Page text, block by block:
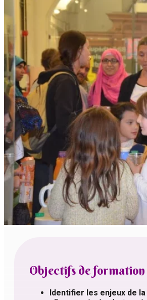
Objectifs de formation
Identifier les enjeux de